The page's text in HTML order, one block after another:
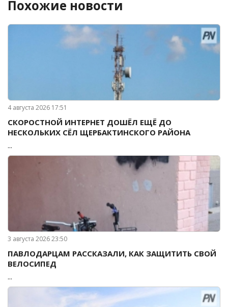
Похожие новости
4 августа 2026 17:51
СКОРОСТНОЙ ИНТЕРНЕТ ДОШЁЛ ЕЩЁ ДО
НЕСКОЛЬКИХ СЁЛ ЩЕРБАКТИНСКОГО РАЙОНА
...
3 августа 2026 23:50
ПАВЛОДАРЦАМ РАССКАЗАЛИ, КАК ЗАЩИТИТЬ СВОЙ
ВЕЛОСИПЕД
...